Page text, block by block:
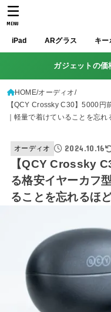
iPad ARグラス キー
MENU
ガジェットの価
HOME オーディオ
【QCY Crossky C30】5000円
｜軽量で着けていることを忘れ
オーディオ 2024.10.16
【QCY Crossky
る格安イヤーカフ
ることを忘れるほ